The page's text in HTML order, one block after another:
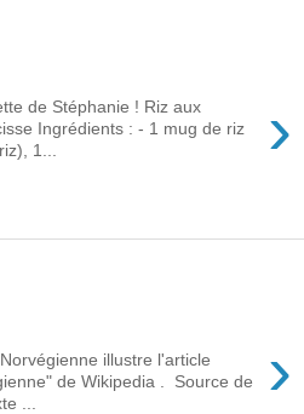
›
de Stéphanie ! Riz aux
Ingrédients : - 1 mug de riz
1...
›
illustre l'article
de Wikipedia . Source de
...